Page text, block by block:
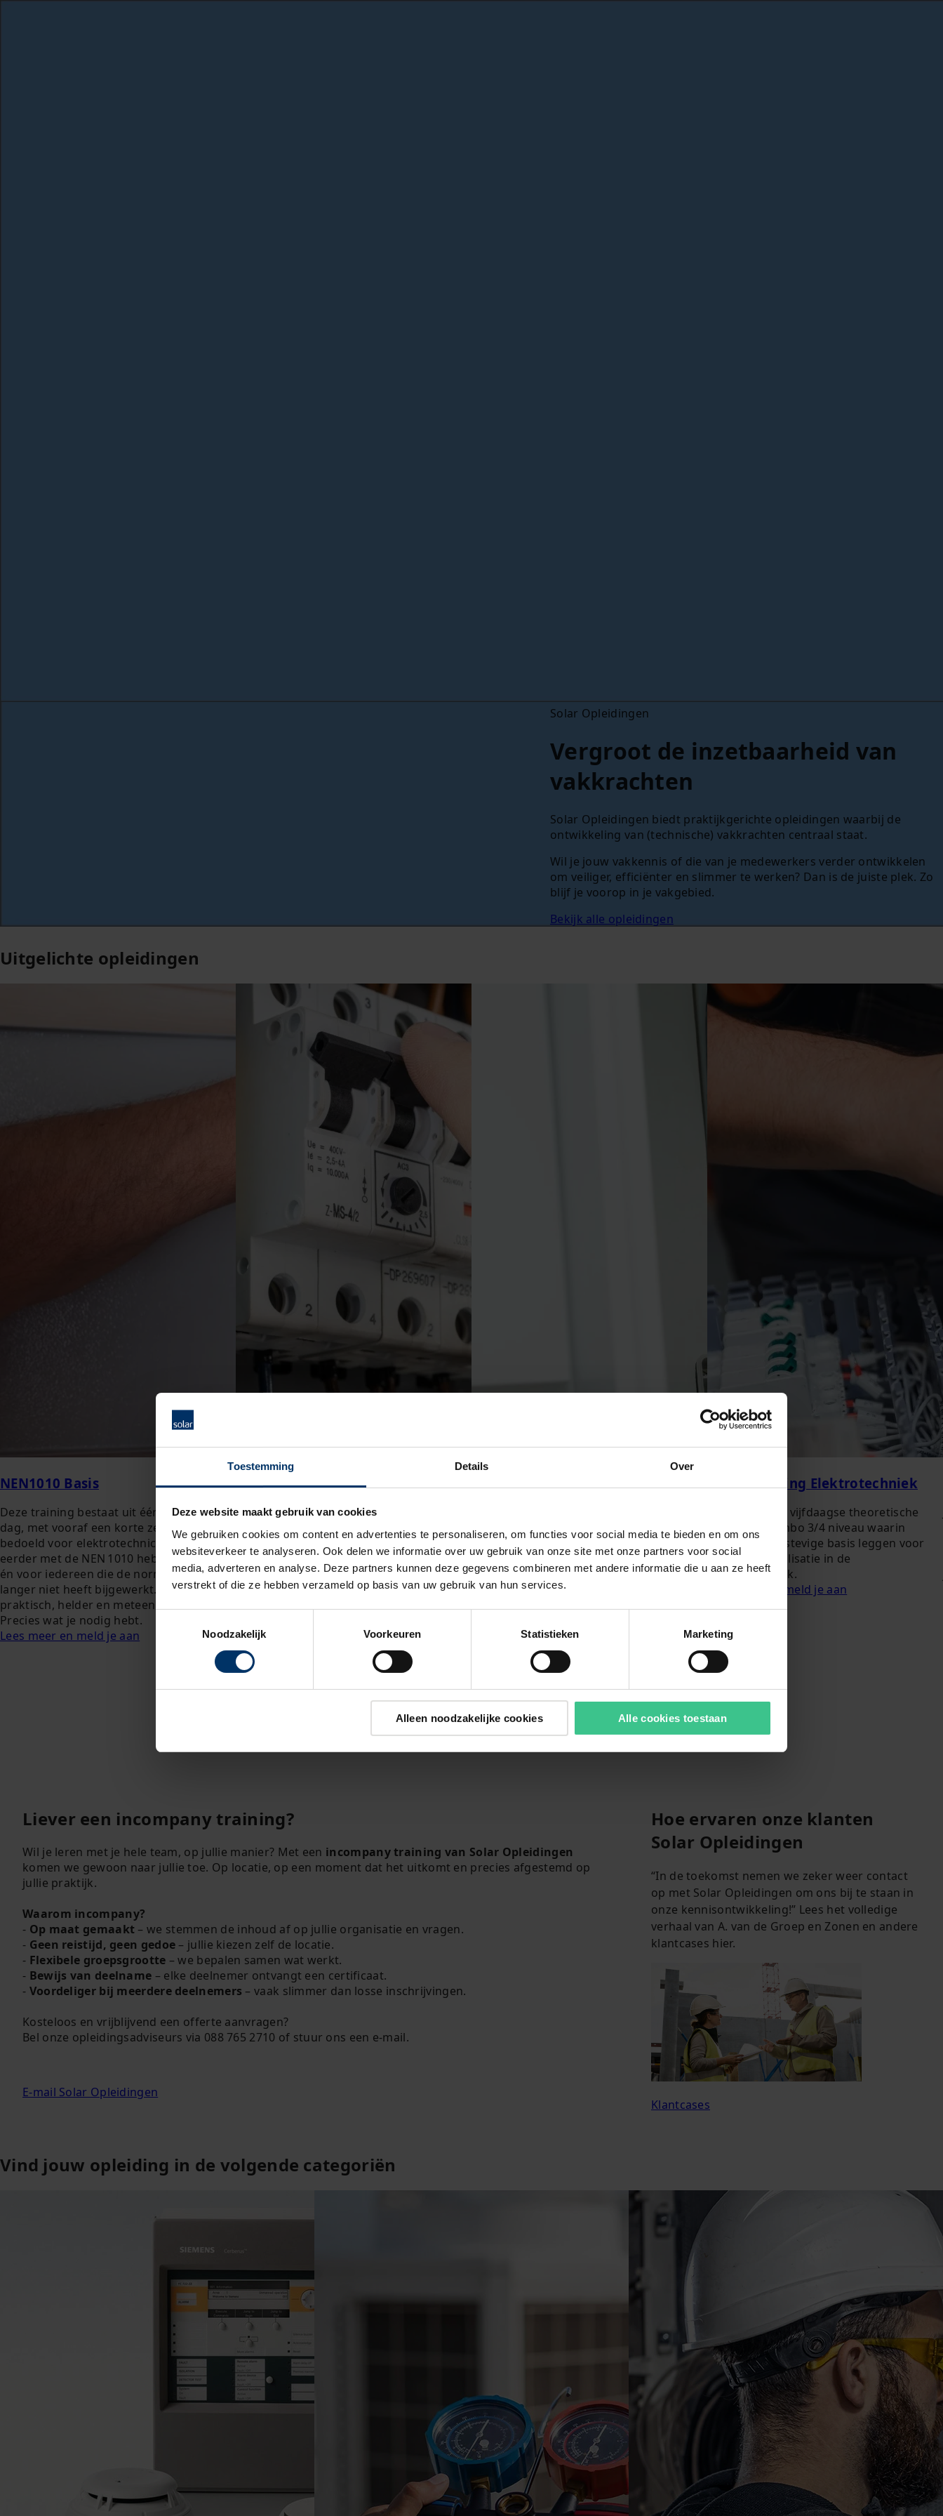
Toestemming Details Over
Deze website maakt gebruik van cookies
We gebruiken cookies om content en advertenties te personaliseren, om functies voor social media te bieden en om ons
websiteverkeer te analyseren. Ook delen we informatie over uw gebruik van onze site met onze partners voor social
media, adverteren en analyse. Deze partners kunnen deze gegevens combineren met andere informatie die u aan ze heeft
verstrekt of die ze hebben verzameld op basis van uw gebruik van hun services.
Noodzakelijk
Voorkeuren Statistieken Marketing
Alleen noodzakelijke cookies Alle cookies toestaan
Solar Opleidingen
Vergroot de inzetbaarheid van
vakkrachten
Solar Opleidingen biedt praktijkgerichte opleidingen waarbij de
ontwikkeling van (technische) vakkrachten centraal staat.
Wil je jouw vakkennis of die van je medewerkers verder ontwikkelen
om veiliger, efficiënter en slimmer te werken? Dan is de juiste plek. Zo
blijf je voorop in je vakgebied.
Bekijk alle opleidingen
Uitgelichte opleidingen
NEN1010 Basis
Deze training bestaat uit één klassikale
dag, met vooraf een korte zelfstudie. Hij is
bedoeld voor elektrotechnici die nog niet
eerder met de NEN 1010 hebben gewerkt,
én voor iedereen die de norm al vijf jaar of
langer niet heeft bijgewerkt. Lekker
praktisch, helder en meteen toepasbaar.
Precies wat je nodig hebt.
Lees meer en meld je aan
NEN1010 Opfris
Voor de elektrotechnische professional
die bij wil blijven in zijn/haar vak en
voorop wil lopen in de norm
NEN1010:2020+C1:2024. Een eendaagse
klassikale opfristraining.
Lees meer en meld je aan
elektrotechnici die veilig willen werken. Je
leert precies welke risico’s er zijn bij het
werken met elektriciteit. En natuurlijk hoe
je daar slim en veilig mee omgaat.
Praktisch, duidelijk en meteen toepasbaar.
Basisopleiding Elektrotechniek
Een intensieve vijfdaagse theoretische
opleiding op mbo 3/4 niveau waarin
cursisten een stevige basis leggen voor
verdere specialisatie in de
elektrotechniek.
Lees meer en meld je aan
Liever een incompany training?
Wil je leren met je hele team, op jullie manier? Met een incompany training van Solar Opleidingen
komen we gewoon naar jullie toe. Op locatie, op een moment dat het uitkomt en precies afgestemd op
jullie praktijk.
Waarom incompany?
- Op maat gemaakt – we stemmen de inhoud af op jullie organisatie en vragen.
- Geen reistijd, geen gedoe – jullie kiezen zelf de locatie.
- Flexibele groepsgrootte – we bepalen samen wat werkt.
- Bewijs van deelname – elke deelnemer ontvangt een certificaat.
- Voordeliger bij meerdere deelnemers – vaak slimmer dan losse inschrijvingen.
Kosteloos en vrijblijvend een offerte aanvragen?
Bel onze opleidingsadviseurs via 088 765 2710 of stuur ons een e-mail.
E-mail Solar Opleidingen
Hoe ervaren onze klanten
Solar Opleidingen
“In de toekomst nemen we zeker weer contact
op met Solar Opleidingen om ons bij te staan in
onze kennisontwikkeling!” Lees het volledige
verhaal van A. van de Groep en Zonen en andere
klantcases hier.
Klantcases
Vind jouw opleiding in de volgende categoriën